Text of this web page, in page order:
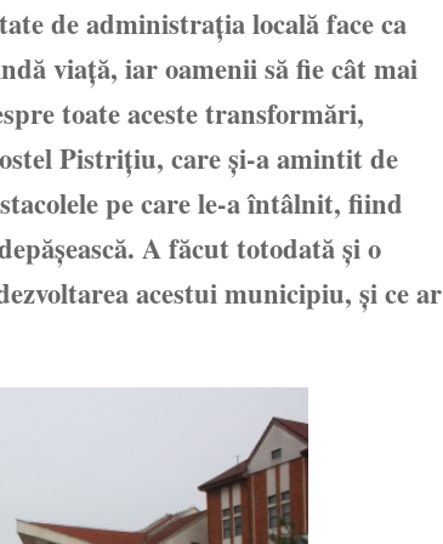
de administraţia locală face ca
viaţă, iar oamenii să fie cât mai
toate aceste transformări,
Pistriţiu, care şi-a amintit de
pe care le-a întâlnit, fiind
A făcut totodată şi o
acestui municipiu, şi ce ar